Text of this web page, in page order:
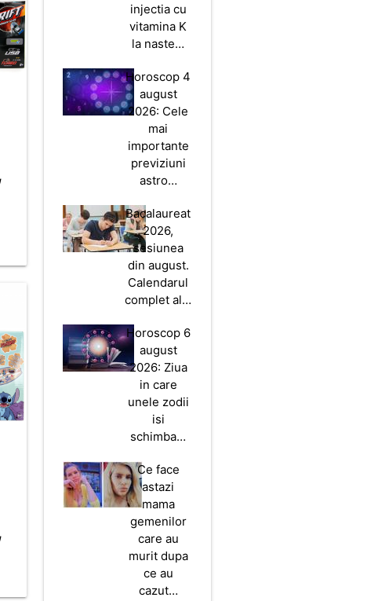
injectia cu
vitamina K
la naste…
Horoscop 4
august
2026: Cele
mai
importante
previziuni
astro…
Bacalaureat
2026,
sesiunea
din august.
Calendarul
complet al…
Horoscop 6
august
2026: Ziua
in care
unele zodii
isi
schimba…
Ce face
astazi
mama
gemenilor
care au
murit dupa
ce au
cazut…